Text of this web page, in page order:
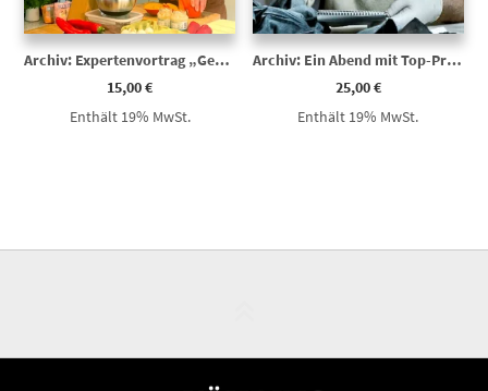
Archiv: Expertenvortrag „Gesunde Ernährung ab 50“
15,00€
Enthält 19% MwSt.
Archiv: Ein Abend mit Top-Profiler Axel Petermann – Die Psyche des Bösen
25,00€
Enthält 19% MwSt.